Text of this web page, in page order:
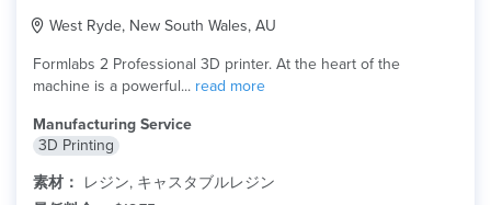
West Ryde, New South Wales, AU
Formlabs 2 Professional 3D printer. At the heart of the
machine is a powerful... read more
Manufacturing Service
3D Printing
素材：
レジン, キャスタブルレジン